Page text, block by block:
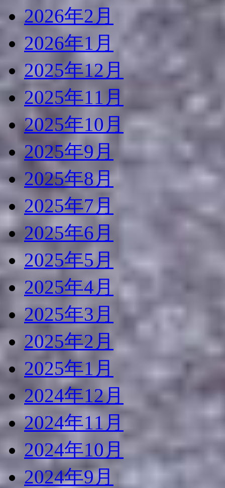
2026年2月
2026年1月
2025年12月
2025年11月
2025年10月
2025年9月
2025年8月
2025年7月
2025年6月
2025年5月
2025年4月
2025年3月
2025年2月
2025年1月
2024年12月
2024年11月
2024年10月
2024年9月